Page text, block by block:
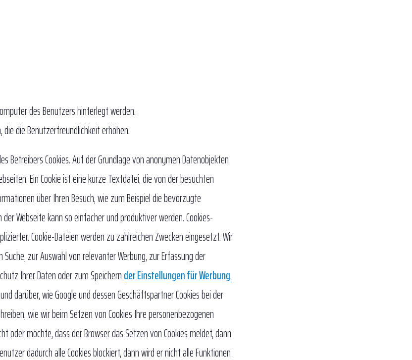
des Benutzers hinterlegt werden.
die Benutzerfreundlichkeit erhöhen.
Betreibers Cookies. Auf der Grundlage von anonymen Datenobjekten
Ein Cookie ist eine kurze Textdatei, die von der besuchten
über Ihren Besuch, wie zum Beispiel die bevorzugte
Webseite kann so einfacher und produktiver werden. Cookies-
Cookie-Dateien werden zu zahlreichen Zwecken eingesetzt. Wir
zur Auswahl von relevanter Werbung, zur Erfassung der
Ihrer Daten oder zum Speichernder Einstellungen für Werbung.
darüber, wie Google und dessen Geschäftspartner Cookies bei der
wie wir beim Setzen von Cookies Ihre personenbezogenen
oder möchte, dass der Browser das Setzen von Cookies meldet, dann
dadurch alle Cookies blockiert, dann wird er nicht alle Funktionen